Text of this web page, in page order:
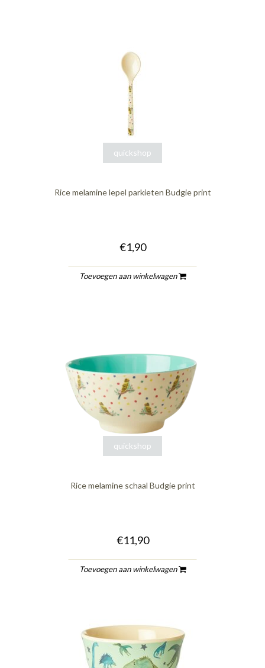
quickshop
Rice melamine lepel parkieten Budgie print
€1,90
Toevoegen aan winkelwagen
quickshop
Rice melamine schaal Budgie print
€11,90
Toevoegen aan winkelwagen